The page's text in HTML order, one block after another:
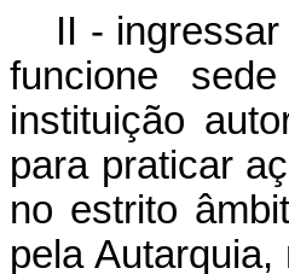
II -
funcione
instituição
para praticar
no estrito
pela